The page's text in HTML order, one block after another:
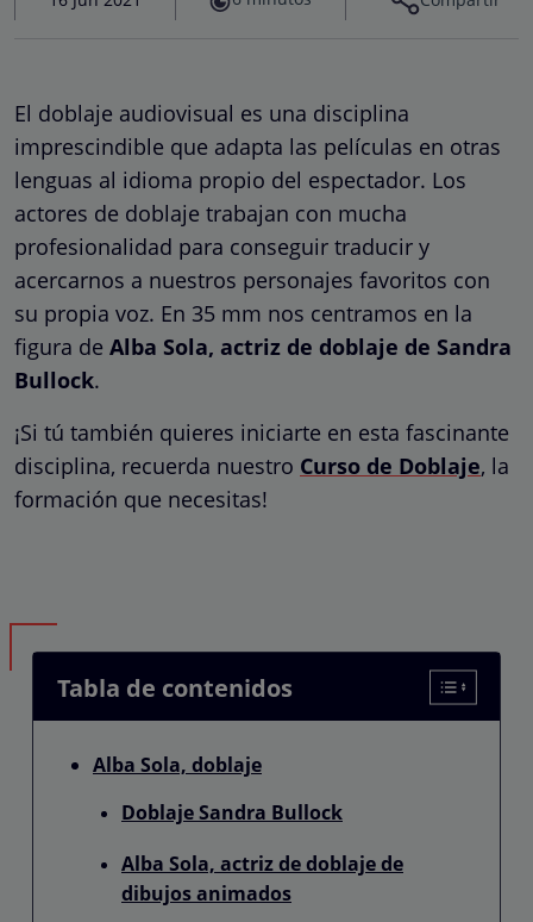
El doblaje audiovisual es una disciplina
imprescindible que adapta las películas en otras
lenguas al idioma propio del espectador. Los
actores de doblaje trabajan con mucha
profesionalidad para conseguir traducir y
acercarnos a nuestros personajes favoritos con
su propia voz. En 35 mm nos centramos en la
figura de Alba Sola, actriz de doblaje de Sandra
Bullock.
¡Si tú también quieres iniciarte en esta fascinante
disciplina, recuerda nuestro Curso de Doblaje, la
formación que necesitas!
Tabla de contenidos
Alba Sola, doblaje
Doblaje Sandra Bullock
Alba Sola, actriz de doblaje de
dibujos animados